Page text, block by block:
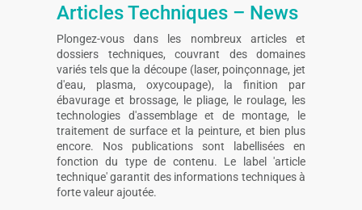
Articles Techniques – News
Plongez-vous dans les nombreux articles et
dossiers techniques, couvrant des domaines
variés tels que la découpe (laser, poinçonnage, jet
d'eau, plasma, oxycoupage), la finition par
ébavurage et brossage, le pliage, le roulage, les
technologies d'assemblage et de montage, le
traitement de surface et la peinture, et bien plus
encore. Nos publications sont labellisées en
fonction du type de contenu. Le label 'article
technique' garantit des informations techniques à
forte valeur ajoutée.